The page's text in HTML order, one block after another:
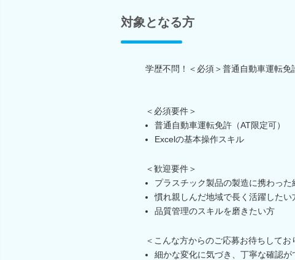
対象となる方
学歴不問！＜必須＞普通自動車運転
＜必須要件＞
普通自動車運転免許（AT限定可）
Excelの基本操作スキル
＜歓迎要件＞
プラスチック製品の製造に携わった
慣れ親しんだ地域で長く活躍したい
品質管理のスキルを磨きたい方
＜こんな方からのご応募お待ちしてお
細かな変化に気づき、丁寧な確認が